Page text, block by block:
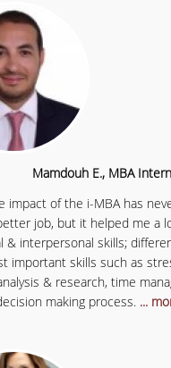
Mamdouh E., MBA
impact of the i-MBA has
job, but it helped me a
& interpersonal skills;
important skills such as
& research, time
making process. ...